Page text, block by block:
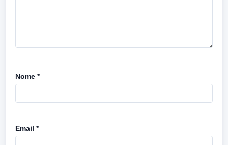
Nome *
Email *